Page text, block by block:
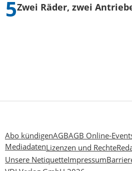
Zwei Räder, zwei
Abo kündigenAGBAGB Online-
MediadatenLizenzen und Rechte
Unsere NetiquetteImpressum